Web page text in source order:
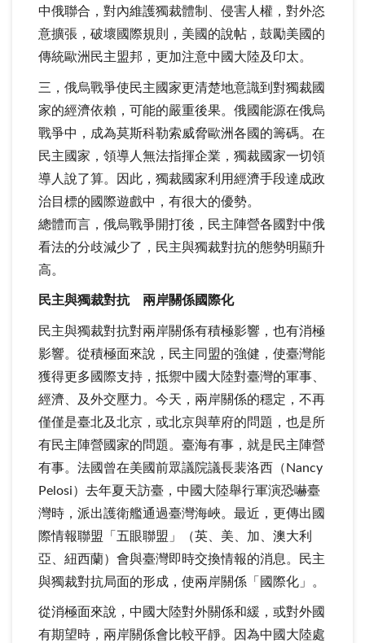
中俄聯合，對內維護獨裁體制、侵害人權，對外恣
意擴張，破壞國際規則，美國的說帖，鼓勵美國的
傳統歐洲民主盟邦，更加注意中國大陸及印太。
三，俄烏戰爭使民主國家更清楚地意識到對獨裁國
家的經濟依賴，可能的嚴重後果。俄國能源在俄烏
戰爭中，成為莫斯科勒索威脅歐洲各國的籌碼。在
民主國家，領導人無法指揮企業，獨裁國家一切領
導人說了算。因此，獨裁國家利用經濟手段達成政
治目標的國際遊戲中，有很大的優勢。
總體而言，俄烏戰爭開打後，民主陣營各國對中俄
看法的分歧減少了，民主與獨裁對抗的態勢明顯升
高。
民主與獨裁對抗 兩岸關係國際化
民主與獨裁對抗對兩岸關係有積極影響，也有消極
影響。從積極面來說，民主同盟的強健，使臺灣能
獲得更多國際支持，抵禦中國大陸對臺灣的軍事、
經濟、及外交壓力。今天，兩岸關係的穩定，不再
僅僅是臺北及北京，或北京與華府的問題，也是所
有民主陣營國家的問題。臺海有事，就是民主陣營
有事。法國曾在美國前眾議院議長裴洛西（Nancy
Pelosi）去年夏天訪臺，中國大陸舉行軍演恐嚇臺
灣時，派出護衛艦通過臺灣海峽。最近，更傳出國
際情報聯盟「五眼聯盟」（英、美、加、澳大利
亞、紐西蘭）會與臺灣即時交換情報的消息。民主
與獨裁對抗局面的形成，使兩岸關係「國際化」。
從消極面來說，中國大陸對外關係和緩，或對外國
有期望時，兩岸關係會比較平靜。因為中國大陸處